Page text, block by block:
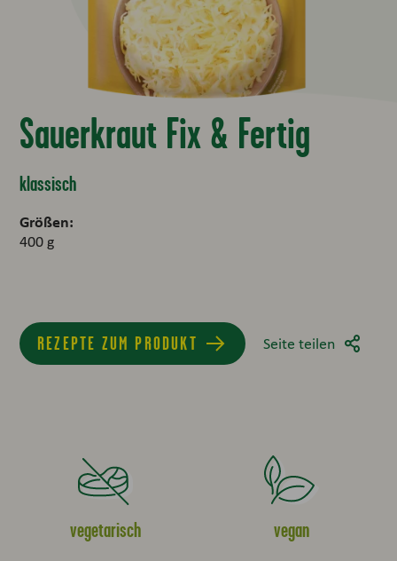
Sauerkraut Fix & Fertig
klassisch
Größen:
400 g
REZEPTE ZUM PRODUKT Seite teilen
vegetarisch vegan